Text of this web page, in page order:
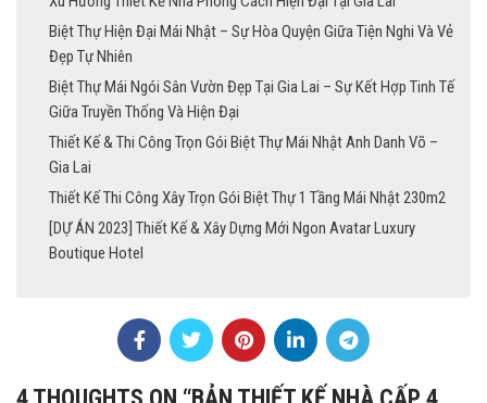
Biệt Thự Hiện Đại Mái Nhật – Sự Hòa Quyện Giữa Tiện Nghi Và Vẻ
Đẹp Tự Nhiên
Biệt Thự Mái Ngói Sân Vườn Đẹp Tại Gia Lai – Sự Kết Hợp Tinh Tế
Giữa Truyền Thống Và Hiện Đại
Thiết Kế & Thi Công Trọn Gói Biệt Thự Mái Nhật Anh Danh Võ –
Gia Lai
Thiết Kế Thi Công Xây Trọn Gói Biệt Thự 1 Tầng Mái Nhật 230m2
[DỰ ÁN 2023] Thiết Kế & Xây Dựng Mới Ngon Avatar Luxury
Boutique Hotel